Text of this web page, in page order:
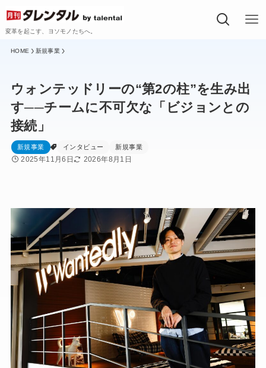
変革を起こす、ヨソモノたちへ。
新規事業
ウォンテッドリーの“第2の柱”を生み出
す──チームに不可欠な「ビジョンとの
接続」
新規事業 インタビュー 新規事業
2025年11月6日 2026年8月1日